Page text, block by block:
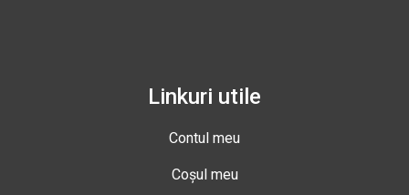
Linkuri utile
Contul meu
Coșul meu